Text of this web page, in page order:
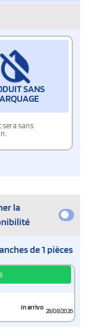
SANS
sera sans
la
de 1 pièces
In arrivo 28/08/2026